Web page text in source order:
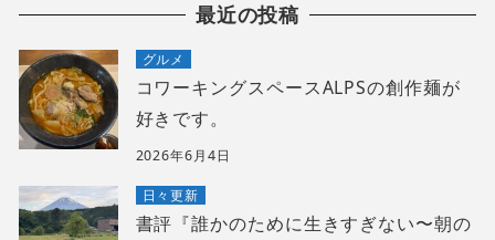
最近の投稿
グルメ
コワーキングスペースALPSの創作麺が
好きです。
2026年6月4日
日々更新
書評『誰かのために生きすぎない〜朝の